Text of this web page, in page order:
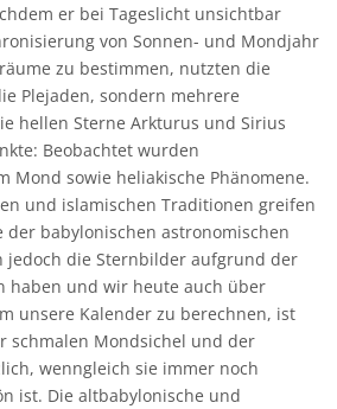
er bei Tageslicht unsichtbar
von Sonnen- und Mondjahr
zu bestimmen, nutzten die
Plejaden, sondern mehrere
hellen Sterne Arkturus und Sirius
Beobachtet wurden
Mond sowie heliakische Phänomene.
und islamischen Traditionen greifen
der babylonischen astronomischen
jedoch die Sternbilder aufgrund der
haben und wir heute auch über
unsere Kalender zu berechnen, ist
schmalen Mondsichel und der
wenngleich sie immer noch
ist. Die altbabylonische und